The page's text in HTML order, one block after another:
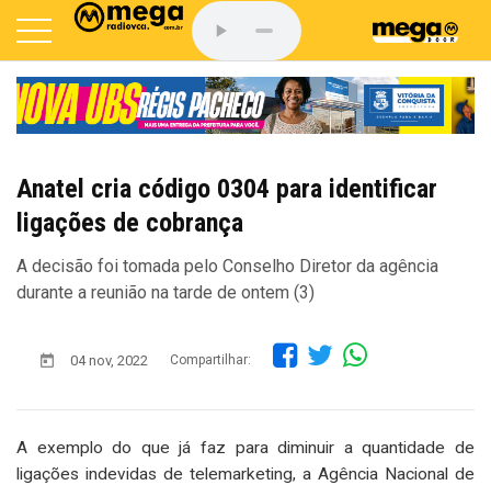
Anatel cria código 0304 para identificar
ligações de cobrança
A decisão foi tomada pelo Conselho Diretor da agência
durante a reunião na tarde de ontem (3)
04 nov, 2022 Compartilhar:
A exemplo do que já faz para diminuir a quantidade de
ligações indevidas de telemarketing, a Agência Nacional de